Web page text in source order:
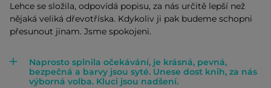
Lehce se složila, odpovídá popisu, za nás určitě lepší než
nějaká veliká dřevotříska. Kdykoliv ji pak budeme schopni
přesunout jinam. Jsme spokojeni.
Naprosto splnila očekávání, je krásná, pevná,
bezpečná a barvy jsou syté. Unese dost knih, za nás
výborná volba. Kluci jsou nadšení.